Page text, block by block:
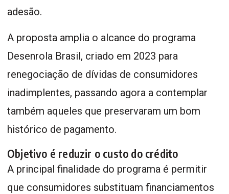
adesão.
A proposta amplia o alcance do programa
Desenrola Brasil, criado em 2023 para
renegociação de dívidas de consumidores
inadimplentes, passando agora a contemplar
também aqueles que preservaram um bom
histórico de pagamento.
Objetivo é reduzir o custo do crédito
A principal finalidade do programa é permitir
que consumidores substituam financiamentos